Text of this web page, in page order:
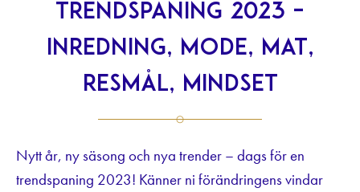
Trendspaning 2023 –
inredning, mode, mat,
resmål, mindset
Nytt år, ny säsong och nya trender – dags för en
trendspaning 2023! Känner ni förändringens vindar